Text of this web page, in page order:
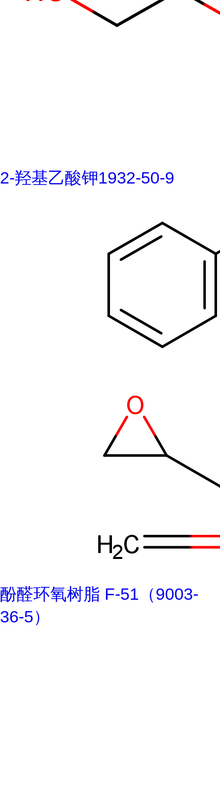
2-羟基乙酸钾1932-50-9
酚醛环氧树脂 F-51（9003-
36-5）